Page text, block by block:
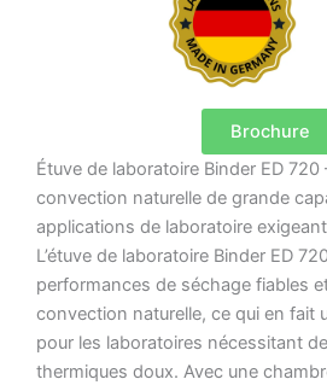
Brochure
Étuve de laboratoire Binder ED 720
convection naturelle de grande
applications de laboratoire
L’étuve de laboratoire Binder ED
performances de séchage fiables
convection naturelle, ce qui en fait
pour les laboratoires nécessitant
thermiques doux. Avec une